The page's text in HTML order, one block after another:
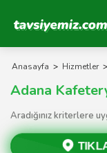
Tavsiyemiz
Anasayfa > Hizmetler >
Adana
Aradığınız kriterlere